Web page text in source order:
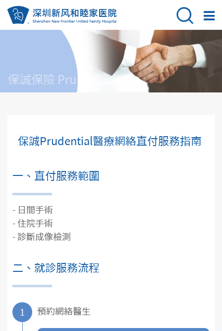
保誠保險 Prudential
保誠Prudential醫療網絡直付服務指南
一、直付服務範圍
- 日間手術
- 住院手術
- 診斷成像檢測
二、就診服務流程
1 預約網絡醫生